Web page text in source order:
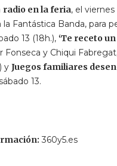
radio en la feria, el viernes
la Fantástica Banda, para
13 (18h.), ‘Te receto un
Fonseca y Chiqui
y Juegos familiares
13.
360y5.es